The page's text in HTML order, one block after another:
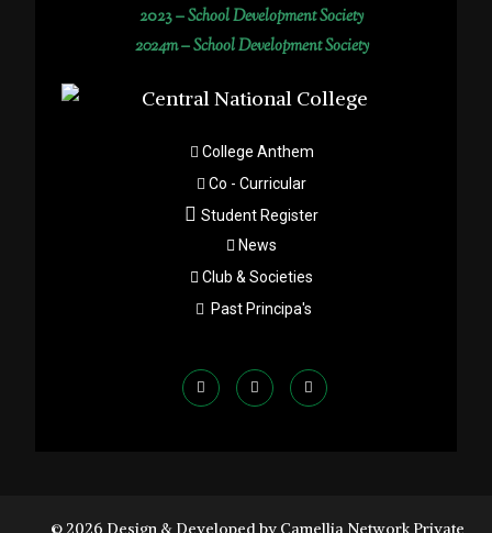
2023 –School Development Society
2024m – School Development Society
College Anthem
Co - Curricular
Student Register
News
Club & Societies
Past Principa's
© 2026 Design & Developed by Camellia Network Private